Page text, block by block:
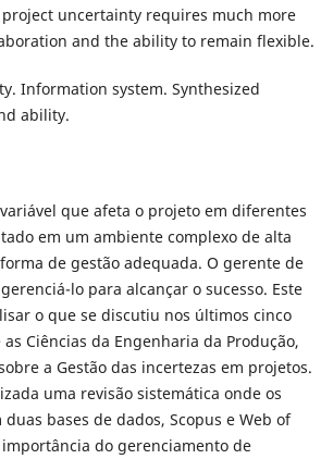
uncertainty requires much more
and the ability to remain flexible.
Information system. Synthesized
ability.
que afeta o projeto em diferentes
em um ambiente complexo de alta
de gestão adequada. O gerente de
lo para alcançar o sucesso. Este
o que se discutiu nos últimos cinco
Ciências da Engenharia da Produção,
a Gestão das incertezas em projetos.
uma revisão sistemática onde os
bases de dados, Scopus e Web of
do gerenciamento de